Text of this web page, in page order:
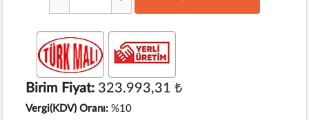
Birim Fiyat:323.993,31 ₺
Vergi(KDV) Oranı: %10